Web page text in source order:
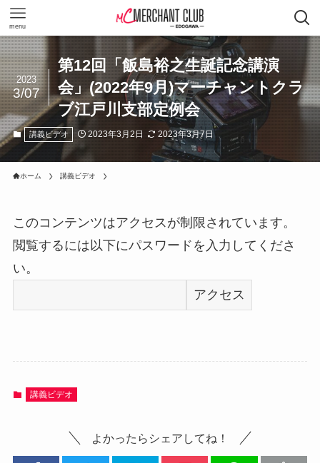
menu
第12回「飯島裕之生誕記念講演
会」(2022年9月)マーチャントクラ
ブ江戸川支部定例会
2023
3/07
講義ビデオ 2023年3月2日 2023年3月7日
ホーム 講義ビデオ
このコンテンツはアクセスが制限されています。
閲覧するには以下にパスワードを入力してくださ
い。
講義ビデオ
よかったらシェアしてね！